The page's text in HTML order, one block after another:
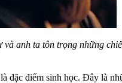
anh ta tôn trọng những
đặc điểm sinh học. Đây là